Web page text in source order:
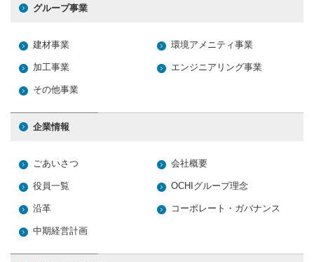
グループ事業
建材事業 環境アメニティ事業
加工事業 エンジニアリング事業
その他事業
企業情報
ごあいさつ 会社概要
役員一覧 OCHIグループ理念
沿革 コーポレート・ガバナンス
中期経営計画